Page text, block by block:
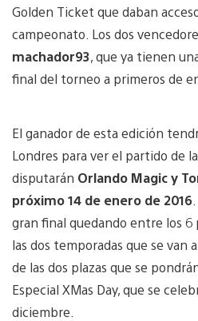
Golden Ticket que daban
campeonato. Los dos
machador93, que ya tienen
final del torneo a primeros de
El ganador de esta edición
Londres para ver el partido de
disputarán Orlando Magic y
próximo 14 de enero de 2016
gran final quedando entre los
las dos temporadas que se van
de las dos plazas que se
Especial XMas Day, que se
diciembre.